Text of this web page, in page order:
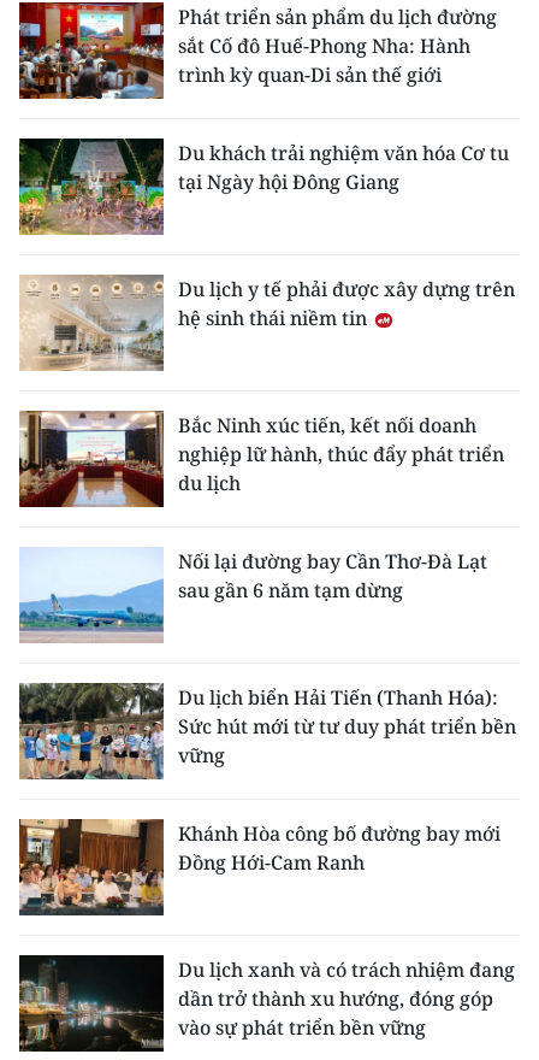
Phát triển sản phẩm du lịch đường
sắt Cố đô Huế-Phong Nha: Hành
trình kỳ quan-Di sản thế giới
Du khách trải nghiệm văn hóa Cơ tu
tại Ngày hội Đông Giang
Du lịch y tế phải được xây dựng trên
hệ sinh thái niềm tin
Bắc Ninh xúc tiến, kết nối doanh
nghiệp lữ hành, thúc đẩy phát triển
du lịch
Nối lại đường bay Cần Thơ-Đà Lạt
sau gần 6 năm tạm dừng
Du lịch biển Hải Tiến (Thanh Hóa):
Sức hút mới từ tư duy phát triển bền
vững
Khánh Hòa công bố đường bay mới
Đồng Hới-Cam Ranh
Du lịch xanh và có trách nhiệm đang
dần trở thành xu hướng, đóng góp
vào sự phát triển bền vững